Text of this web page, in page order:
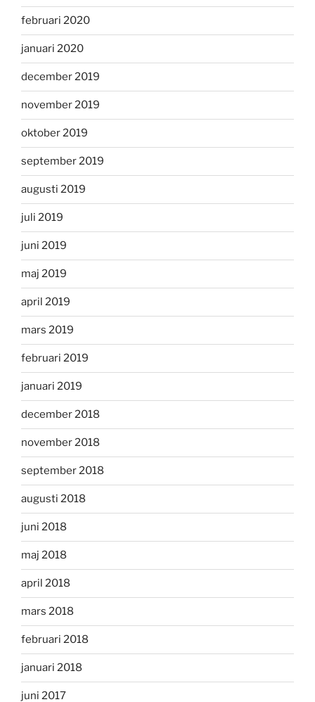
februari 2020
januari 2020
december 2019
november 2019
oktober 2019
september 2019
augusti 2019
juli 2019
juni 2019
maj 2019
april 2019
mars 2019
februari 2019
januari 2019
december 2018
november 2018
september 2018
augusti 2018
juni 2018
maj 2018
april 2018
mars 2018
februari 2018
januari 2018
juni 2017